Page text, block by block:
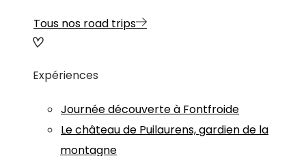
Tous nos road trips
Expériences
Journée découverte à Fontfroide
Le château de Puilaurens, gardien de la
montagne